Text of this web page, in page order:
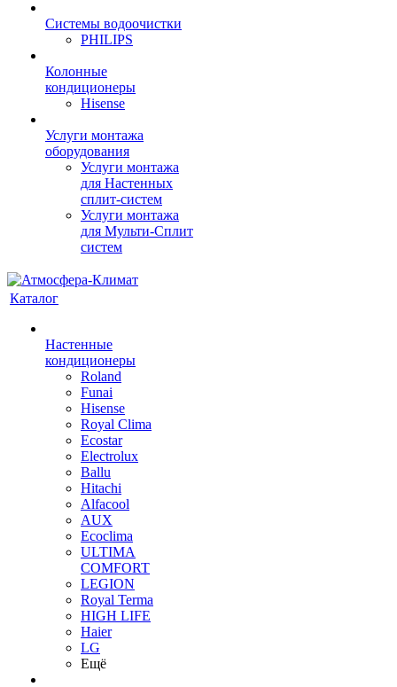
Системы водоочистки
PHILIPS
Колонные
кондиционеры
Hisense
Услуги монтажа
оборудования
Услуги монтажа
для Настенных
сплит-систем
Услуги монтажа
для Мульти-Сплит
систем
Каталог
Настенные
кондиционеры
Roland
Funai
Hisense
Royal Clima
Ecostar
Electrolux
Ballu
Hitachi
Alfacool
AUX
Ecoclima
ULTIMA
COMFORT
LEGION
Royal Terma
HIGH LIFE
Haier
LG
Ещё